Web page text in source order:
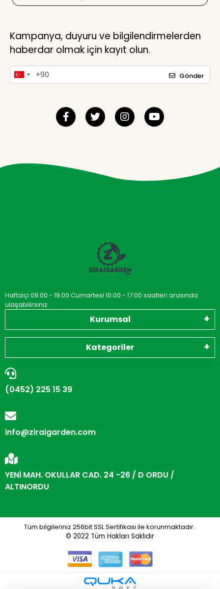
Kampanya, duyuru ve bilgilendirmelerden
haberdar olmak için kayıt olun.
Gönder
Haftaiçi 09:00 - 19:00 Cumartesi 10:00 - 17:00 saatleri arasında
ulaşabilirsiniz.
Kurumsal
Kategoriler
(0452) 225 15 39
info@ziraigarden.com
YENİ MAH. OKULLAR CAD. 24 -26 / D ORDU /
ALTINORDU
Tüm bilgileriniz 256bit SSL Sertifikası ile korunmaktadır.
© 2022 Tüm Hakları Saklıdır